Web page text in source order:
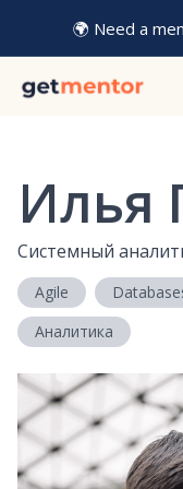
🌍 Need a
Илья
Системный
Agile
Аналитика